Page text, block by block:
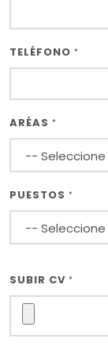
TELÉFONO *
ARÉAS *
PUESTOS *
SUBIR CV *